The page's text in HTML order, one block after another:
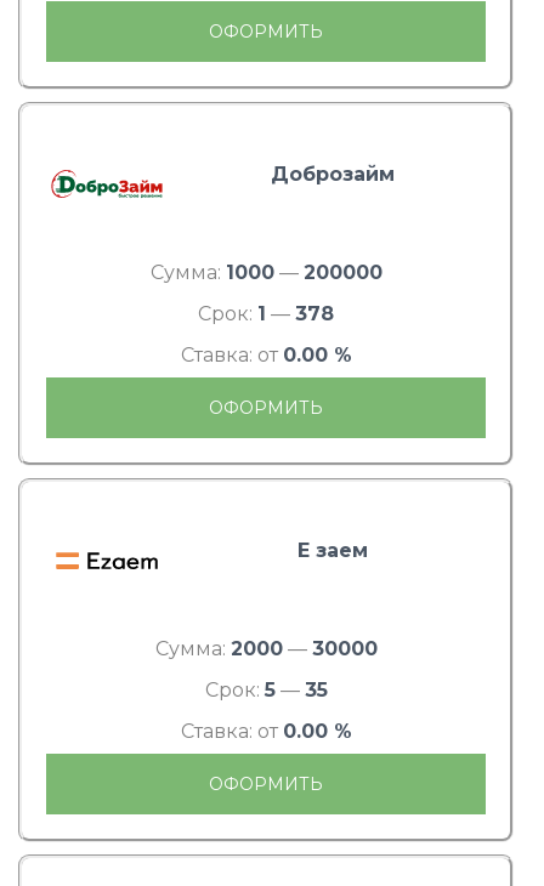
ОФОРМИТЬ
Доброзайм
Сумма: 1000— 200000
Срок: 1 — 378
Ставка: от 0.00 %
ОФОРМИТЬ
Е заем
Сумма: 2000— 30000
Срок: 5— 35
Ставка: от 0.00 %
ОФОРМИТЬ